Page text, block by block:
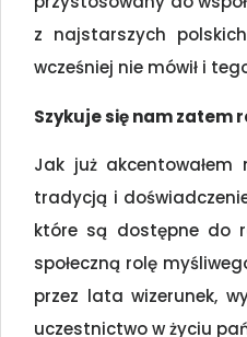
z najstarszych
wcześniej nie mówił i
Szykuje się nam zatem
Jak już
tradycją i
które są dostępne do
społeczną rolę
przez lata wizerunek,
uczestnictwo w życiu